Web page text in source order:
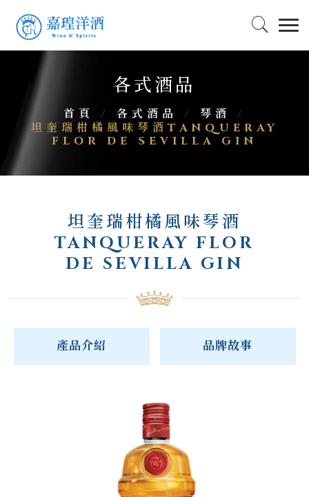
各式酒品
首頁 / 各式酒品 / 琴酒
/
坦奎瑞柑橘風味琴酒TANQUERAY
FLOR DE SEVILLA GIN
坦奎瑞柑橘風味琴酒
TANQUERAY FLOR
DE SEVILLA GIN
產品介紹 品牌故事